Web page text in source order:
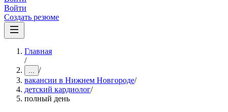
Войти
Создать резюме
Главная
/
... /
вакансии в Нижнем Новгороде/
детский кардиолог/
полный день